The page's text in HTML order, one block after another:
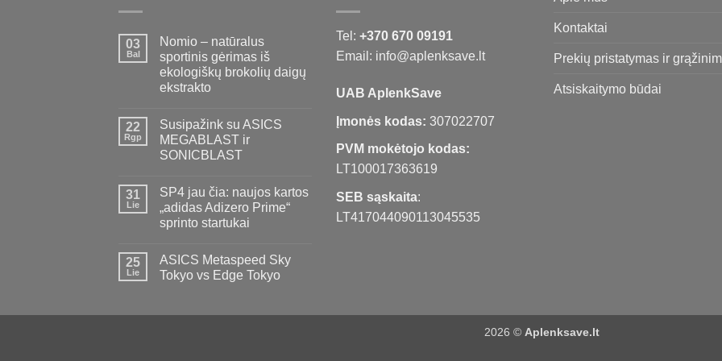
03
Bal
Nomio – natūralus
sportinis gėrimas iš
ekologiškų brokolių daigų
ekstrakto
22
Rgp
Susipažink su ASICS
MEGABLAST ir
SONICBLAST
31
Lie
SP4 jau čia: naujos kartos
„adidas Adizero Prime“
sprinto startukai
25
Lie
ASICS Metaspeed Sky
Tokyo vs Edge Tokyo
Tel: +370 670 09191
Email: info@aplenksave.lt
UAB AplenkSave
Įmonės kodas: 307022707
PVM mokėtojo kodas:
LT100017363619
SEB sąskaita:
LT417044090113045535
Kontaktai
Prekių pristatymas ir
Atsiskaitymo būdai
2026 © Aplenksave.lt